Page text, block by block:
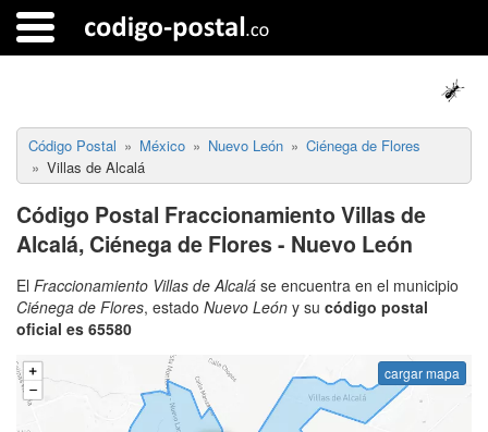
Código Postal México Nuevo León
Ciénega de Flores
Villas de Alcalá
Código Postal Fraccionamiento Villas de
Alcalá, Ciénega de Flores - Nuevo León
El Fraccionamiento Villas de Alcalá se encuentra en el municipio
Ciénega de Flores, estado Nuevo León y su código postal
oficial es 65580
cargar mapa